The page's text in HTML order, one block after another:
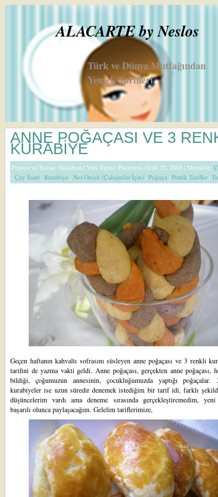
ALACARTE by Neslos
Türk ve Dünya Mutfağından
Yemek Tarifleri
ANNE POĞAÇASI VE 3
KURABİYE
Pişiren ve Yazan: Neslihan | Yazı Tarihi: Pazartesi, Ocak 21, 2008 | Menü'de:
,Çay Saati , Kurabiye ,Nes Ouick (Çalışanlar İçin) ,Poğaça ,Pratik Tarifler,
Geçen haftanın kahvaltı sofrasını süsleyen anne poğaçası ve 3 renkli
tarifini de yazma vakti geldi. Anne poğaçası, gerçekten anne poğaçası,
bildiği, çoğumuzun annesinin, çocukluğumuzda yaptığı
kurabiyeler ise uzun süredir denemek istediğim bir tarif idi, farklı
düşüncelerim vardı ama deneme sırasında gerçekleştiremedim,
başarılı olunca paylaşacağım. Gelelim tariflerimize,